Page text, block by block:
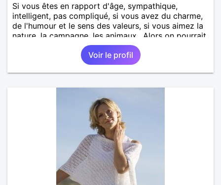
Si vous êtes en rapport d'âge, sympathique,
intelligent, pas compliqué, si vous avez du charme,
de l'humour et le sens des valeurs, si vous aimez la
nature, la campagne, les animaux.. Alors on pourrait
s'entendre, du coup n'hésitez pas à me contacter.
Voir le profil